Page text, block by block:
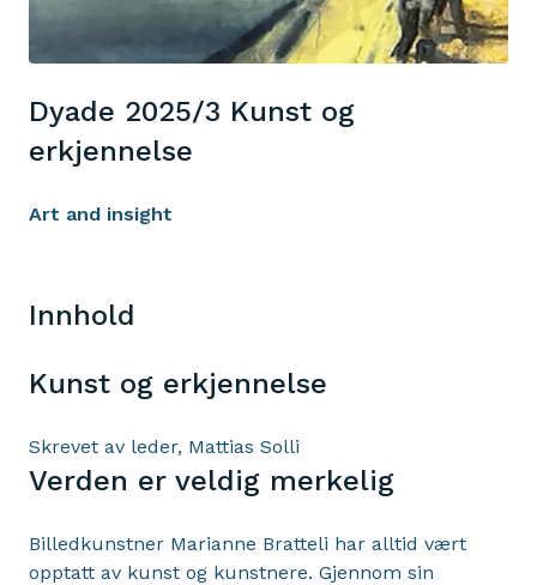
Dyade 2025/3 Kunst og
erkjennelse
Art and insight
Innhold
Kunst og erkjennelse
Skrevet av leder, Mattias Solli
Verden er veldig merkelig
Billedkunstner Marianne Bratteli har alltid vært
opptatt av kunst og kunstnere. Gjennom sin